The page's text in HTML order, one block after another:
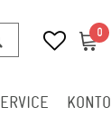
0 0
KONTO